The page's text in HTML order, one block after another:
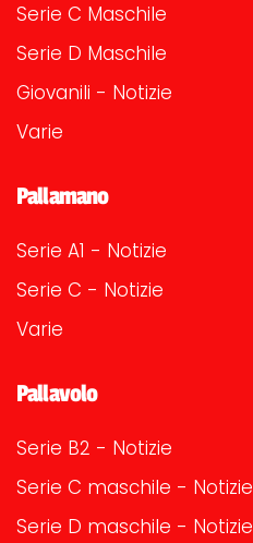
Serie C Maschile
Serie D Maschile
Giovanili - Notizie
Varie
Pallamano
Serie A1 - Notizie
Serie C - Notizie
Varie
Pallavolo
Serie B2 - Notizie
Serie C maschile - Notizie
Serie D maschile - Notizie